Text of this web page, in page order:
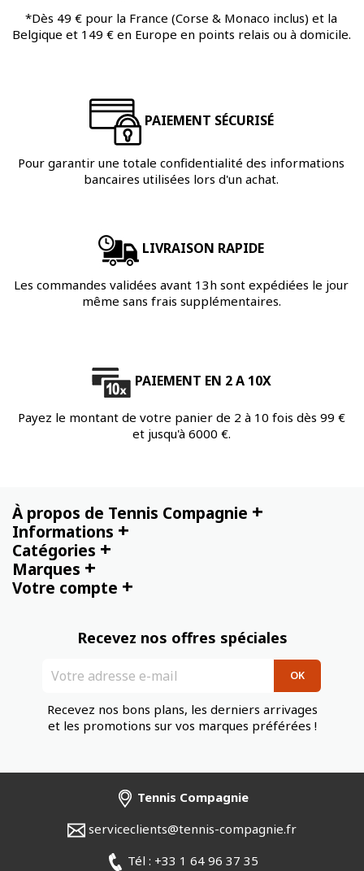
*Dès 49 € pour la France (Corse & Monaco inclus) et la
Belgique et 149 € en Europe en points relais ou à domicile.
PAIEMENT SÉCURISÉ
Pour garantir une totale confidentialité des informations
bancaires utilisées lors d'un achat.
LIVRAISON RAPIDE
Les commandes validées avant 13h sont expédiées le jour
même sans frais supplémentaires.
PAIEMENT EN 2 A 10X
Payez le montant de votre panier de 2 à 10 fois dès 99 €
et jusqu'à 6000 €.
À propos de Tennis Compagnie +
Informations +
Catégories +
Marques +
Votre compte +
Recevez nos offres spéciales
Recevez nos bons plans, les derniers arrivages
et les promotions sur vos marques préférées !
Tennis Compagnie
serviceclients@tennis-compagnie.fr
Tél : +33 1 64 96 37 35